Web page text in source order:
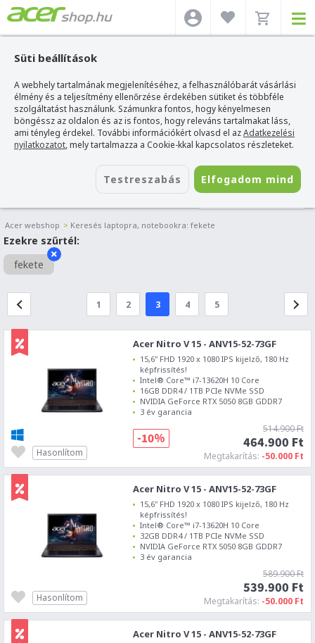
Süti beállítások
A webhely tartalmának megjelenítéséhez, a felhasználóbarát vásárlási
élmény és a teljesítmény ellenőrzése érdekében sütiket és többféle
szolgáltatást használunk. Számunkra fontos, hogy kényelmesen
böngéssz az oldalon és az is fontos, hogy releváns tartalmakat láss,
ami tényleg érdekel. További információkért olvasd el azAdatkezelési
nyilatkozatot, mely tartalmazza a Cookie-kkal kapcsolatos részleteket.
Testreszabás
Elfogadom mind
LAPTOP SZŰRŐ
Acer webshop > Keresés laptopra, notebookra: fekete
Ezekre szűrtél:
fekete
1 2 3 4 5
Acer Nitro V 15 - ANV15-52-73GF
15,6" FHD 1920 x 1080 IPS kijelző, 180 Hz
képfrissítés!
Intel® Core™ i7-13620H 10 Core
16GB DDR4 / 1TB PCIe NVMe SSD
NVIDIA GeForce RTX 5050 8GB GDDR7
3 év garancia
514.900 Ft
464.900 Ft
Megtakarítás: -50.000 Ft
-10%
Hasonlítom
Acer Nitro V 15 - ANV15-52-73GF
15,6" FHD 1920 x 1080 IPS kijelző, 180 Hz
képfrissítés!
Intel® Core™ i7-13620H 10 Core
32GB DDR4 / 1TB PCIe NVMe SSD
NVIDIA GeForce RTX 5050 8GB GDDR7
3 év garancia
589.900 Ft
539.900 Ft
Megtakarítás: -50.000 Ft
Hasonlítom
Acer Nitro V 15 - ANV15-52-73GF